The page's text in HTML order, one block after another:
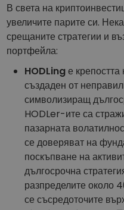
В света на
увеличите парите си.
срещаните стратегии и
портфейла:
HODLingе
създаден от
символизиращ
HODLer-ите са
пазарната
се доверяват на
поскъпване на
дългосрочна
разпределите около
се съсредоточите